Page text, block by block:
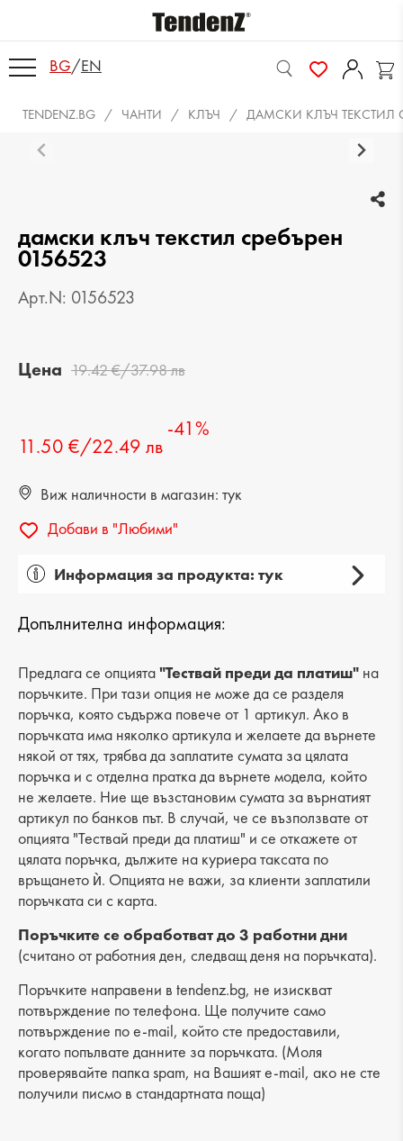
BG/EN
TENDENZ.BG ЧАНТИ КЛЪЧ ДАМСКИ КЛЪЧ ТЕКСТИЛ
дамски клъч текстил сребърен
0156523
Арт.N: 0156523
Цена 19.42 €/37.98 лв
11.50 €/22.49 лв
-41%
Виж наличности в магазин: тук
Добави в "Любими"
Информация за продукта: тук
Категория: клъч
Вид на продукта: елегантен
Лицев материал: текстил
Хастар: текстил
Ширина: 24 cm
Височина: 14 cm
Дъно: 5 cm
Брой отделения: 1
Малък джоб: 1
Външен джоб: -
Дръжка: синджир
Допълнителна информация:
Предлага се опцията"Тествай преди да платиш" на
поръчките. При тази опция не може да се разделя
поръчка, която съдържа повече от 1 артикул. Ако в
поръчката има няколко артикула и желаете да върнете
някой от тях, трябва да заплатите сумата за цялата
поръчка и с отделна пратка да върнете модела, който
не желаете. Ние ще възстановим сумата за върнатият
артикул по банков път. В случай, че се възползвате от
опцията "Тествай преди да платиш" и се откажете от
цялата поръчка, дължите на куриера таксата по
връщането ѝ. Опцията не важи, за клиенти заплатили
поръчката си с карта.
Поръчките се обработват до 3 работни дни
(считано от работния ден, следващ деня на поръчката).
Поръчките направени в tendenz.bg, не изискват
потвърждение по телефона. Ще получите само
потвърждение по e-mail, който сте предоставили,
когато попълвате данните за поръчката. (Моля
проверявайте папка spam, на Вашият e-mail, ако не сте
получили писмо в стандартната поща)